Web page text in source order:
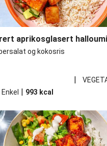
aprikosglasert halloumi
og kokosris
|
Enkel | 993 kcal